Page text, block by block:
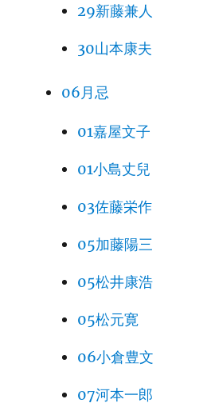
29新藤兼人
30山本康夫
06月忌
01嘉屋文子
01小島丈兒
03佐藤栄作
05加藤陽三
05松井康浩
05松元寛
06小倉豊文
07河本一郎